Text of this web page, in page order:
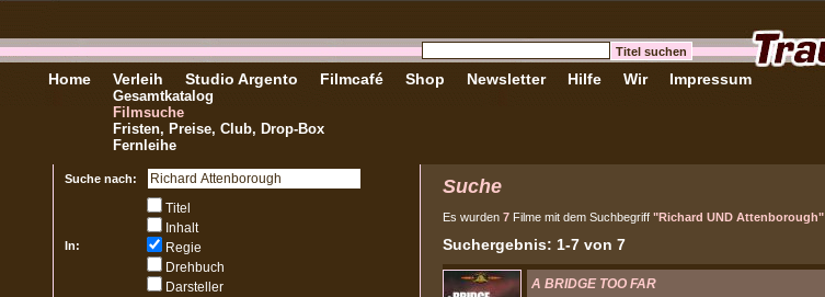
Home Verleih
Gesamtkatalog
Filmsuche
Fristen, Preise, Club, Drop-Box
Fernleihe
Studio Argento Filmcafé Shop Newsletter Hilfe Wir Impressum
Suche nach:
In:
Titel
Inhalt
Regie
Drehbuch
Darsteller
Suche
Es wurden 7 Filme mit dem Suchbegriff "Richard UND Attenborough"
Suchergebnis: 1-7 von 7
A BRIDGE TOO FAR